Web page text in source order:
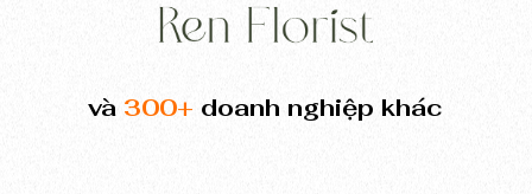
và 300+ doanh nghiệp khác